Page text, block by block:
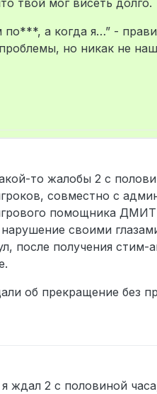
твой мог висеть долго.
по***, а когда я…” -
но никак не
то жалобы 2 с
совместно с
помощника
своими
после получения стим-
об прекращение без
2 с половиной